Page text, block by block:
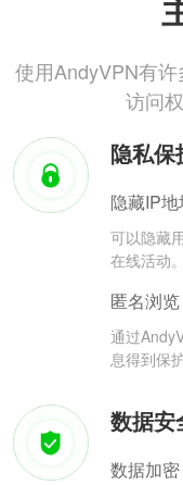
使用AndyVPN有许
访问
隐私保
隐藏IP地
可以隐藏
在线活动。
匿名浏览
通过
息得到保护
数据安
数据加密